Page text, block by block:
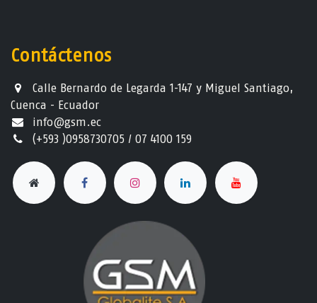
Contáctenos
Calle Bernardo de Legarda 1-147 y Miguel Santiago,
Cuenca - Ecuador
info@gsm.ec​
(+593 )0958730705 / 07 4100 159